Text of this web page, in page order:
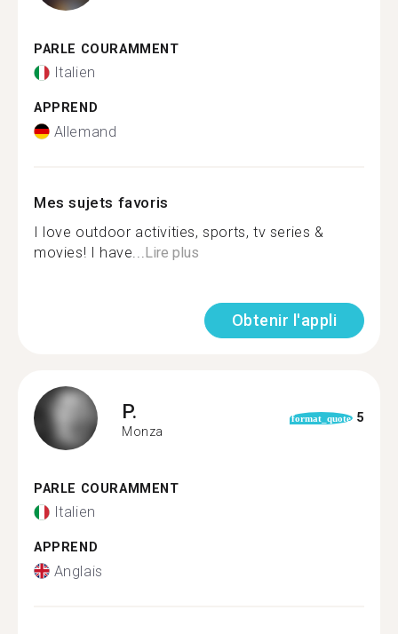
PARLE COURAMMENT
Italien
APPREND
Allemand
Mes sujets favoris
I love outdoor activities, sports, tv series &
movies! I have... Lire plus
Obtenir l'appli
P.
Monza
format_quote 5
PARLE COURAMMENT
Italien
APPREND
Anglais